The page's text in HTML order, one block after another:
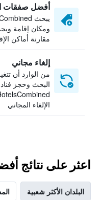
أفضل صفقات
ومكان إقامة
مقارنة أماكن
إلغاء مجاني
من الوارد أن
البحث وحجز
الإلغاء المجاني
اعثر على نتائج
البلدان الأكثر شعبية